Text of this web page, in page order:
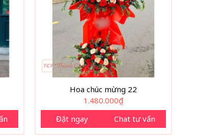
Hoa chúc mừng 22
1.480.000₫
Đặt ngay
Chat tư vấn